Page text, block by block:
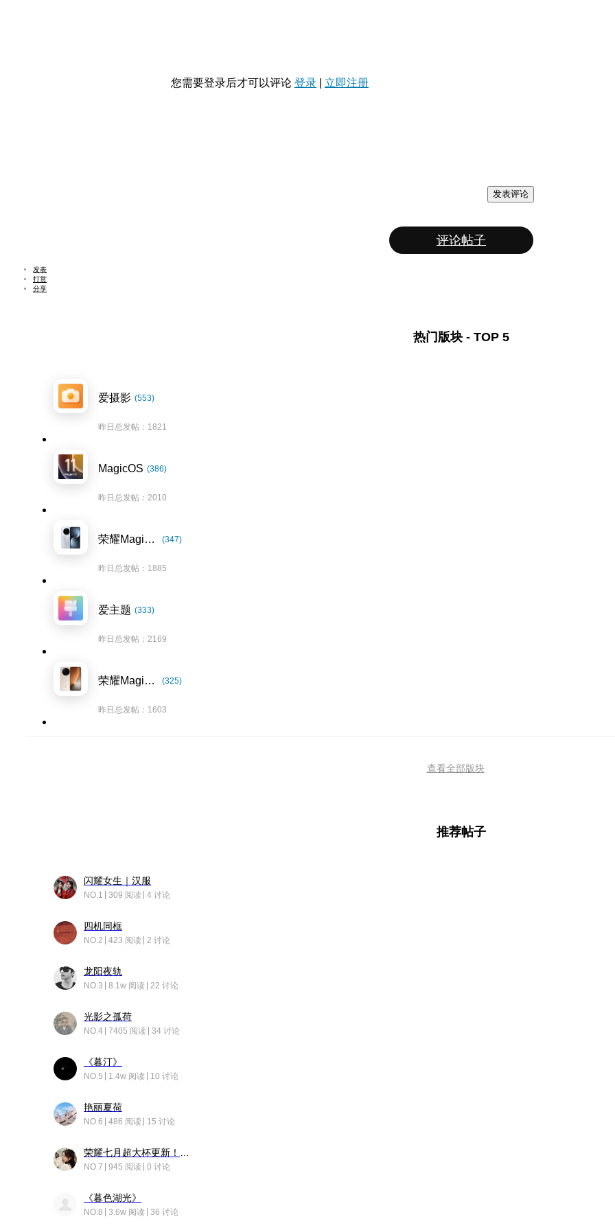
您需要登录后才可以评论 登录 立即注册
发表评论
评论帖子
发表
打赏
分享
热门版块 - TOP 5
爱摄影 (553)
昨日总发帖：1821
MagicOS (386)
昨日总发帖：2010
荣耀Magic7系列 (347)
昨日总发帖：1885
爱主题 (333)
昨日总发帖：2169
荣耀Magic8系列 (325)
昨日总发帖：1603
查看全部版块
推荐帖子
闪耀女生｜汉服
NO.1 309 阅读 4 讨论
四机同框
NO.2 423 阅读 2 讨论
龙阳夜轨
NO.3 8.1w 阅读 22 讨论
光影之孤荷
NO.4 7405 阅读 34 讨论
《暮汀》
NO.5 1.4w 阅读 10 讨论
艳丽夏荷
NO.6 486 阅读 15 讨论
NO.7 945 阅读 0 讨论
《暮色湖光》
NO.8 3.6w 阅读 36 讨论